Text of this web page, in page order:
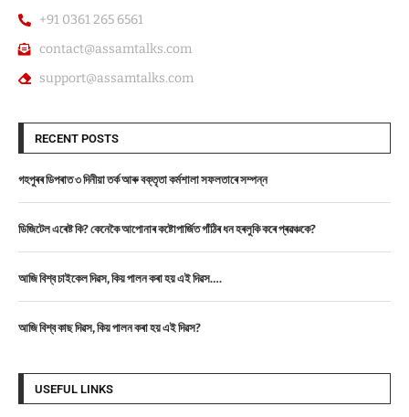
+91 0361 265 6561
contact@assamtalks.com
support@assamtalks.com
RECENT POSTS
গহপুৰৰ ডিপৰাত ৩ দিনীয়া তৰ্ক আৰু বক্তৃতা কৰ্মশালা সফলতাৰে সম্পন্ন
ডিজিটেল এৰেষ্ট কি? কেনেকৈ আপোনাৰ কষ্টোপাৰ্জিত গাঁঠিৰ ধন হৰলুকি কৰে প্ৰৱঞ্চকে?
আজি বিশ্ব চাইকেল দিৱস, কিয় পালন কৰা হয় এই দিৱস….
আজি বিশ্ব কাছ দিৱস, কিয় পালন কৰা হয় এই দিৱস?
USEFUL LINKS